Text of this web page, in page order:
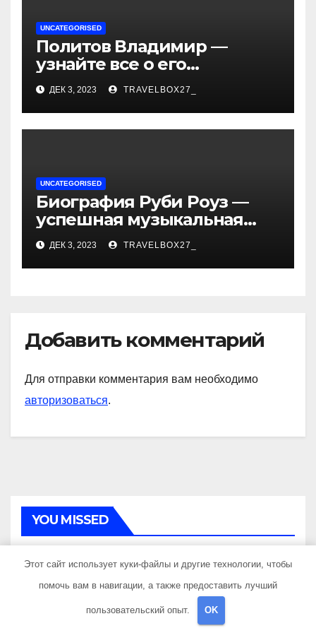
UNCATEGORISED
Политов Владимир —
узнайте все о его
биографии, возрасте и
впечатляющих
достижениях!
ДЕК 3, 2023 TRAVELBOX27_
UNCATEGORISED
Биография Руби Роуз —
успешная музыкальная
карьера, личная жизнь и
знаковые достижения
ДЕК 3, 2023 TRAVELBOX27_
Добавить комментарий
Для отправки комментария вам необходимо
авторизоваться.
YOU MISSED
Анализ новостроек —
Этот сайт использует куки-файлы и другие технологии, чтобы
помочь вам в навигации, а также предоставить лучший
пользовательский опыт. OK